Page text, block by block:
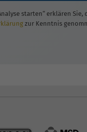
starten“ erklären Sie,
zur Kenntnis